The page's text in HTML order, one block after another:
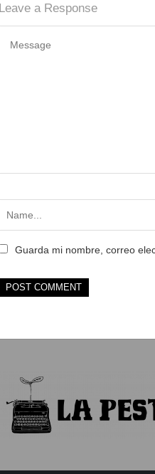
Leave a Response
Guarda mi nombre, correo